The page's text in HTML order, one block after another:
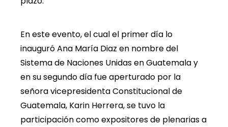
En este evento, el cual el primer día lo
inauguró Ana María Diaz en nombre del
Sistema de Naciones Unidas en Guatemala y
en su segundo día fue aperturado por la
señora vicepresidenta Constitucional de
Guatemala, Karin Herrera, se tuvo la
participación como expositores de plenarias a